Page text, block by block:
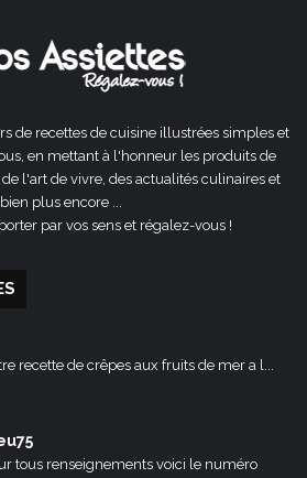
de recettes de cuisine illustrées simples et
en mettant à l'honneur les produits de
l'art de vivre, des actualités culinaires et
bien plus encore ...
par vos sens et régalez-vous !
recette de crêpes aux fruits de mer a l...
tous renseignements voici le numéro